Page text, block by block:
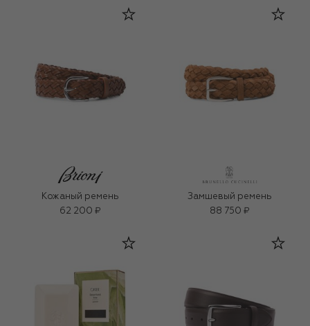
Кожаный ремень
62 200 ₽
Замшевый ремень
88 750 ₽